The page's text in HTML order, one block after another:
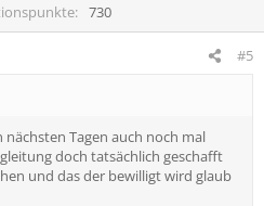
730
#5
nächsten Tagen auch noch mal
doch tatsächlich geschafft
und das der bewilligt wird glaub